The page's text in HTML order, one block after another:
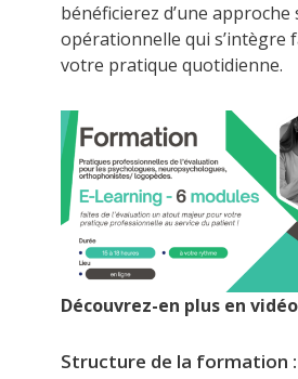
bénéficierez d’une
opérationnelle qui s’intègre
votre pratique quotidienne.
Découvrez-en plus en
Structure de la formation :